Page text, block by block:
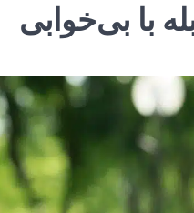
با بی‌خوابی